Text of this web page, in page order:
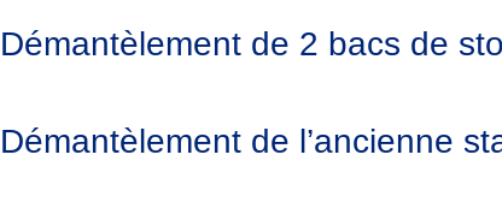
Démantèlement de 2 bacs de
Démantèlement de l’ancienne